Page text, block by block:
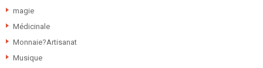
magie
Médicinale
Monnaie?Artisanat
Musique